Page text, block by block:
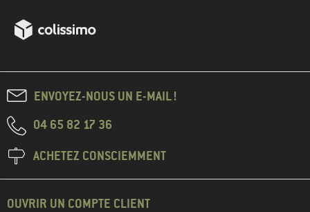
ENVOYEZ-NOUS UN E-MAIL !
04 65 82 17 36
ACHETEZ CONSCIEMMENT
OUVRIR UN COMPTE CLIENT